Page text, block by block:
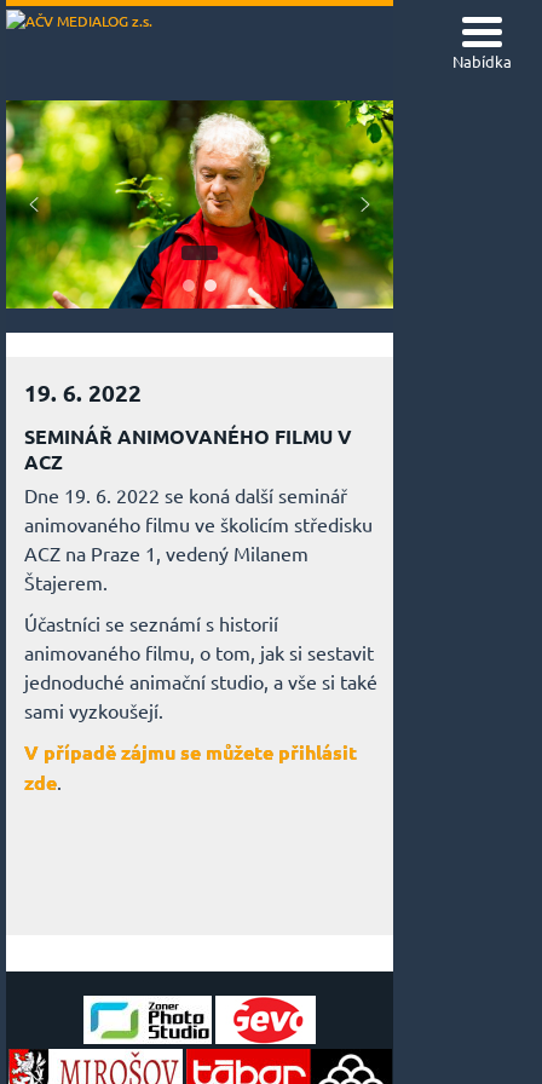
19. 6. 2022
SEMINÁŘ ANIMOVANÉHO FILMU V
ACZ
Dne 19. 6. 2022 se koná další seminář
animovaného filmu ve školicím středisku
ACZ na Praze 1, vedený Milanem
Štajerem.
Účastníci se seznámí s historií
animovaného filmu, o tom, jak si sestavit
jednoduché animační studio, a vše si také
sami vyzkoušejí.
V případě zájmu se můžete přihlásit
zde.
Nabídka